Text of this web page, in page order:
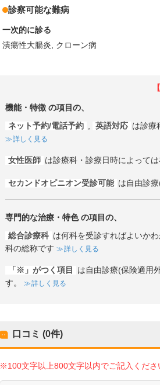
診察可能な難病
一次的に診る
潰瘍性大腸炎
クローン病
機能・特徴 の項目の、
ネット予約/電話予約 , 英語対応 は診療
詳しく見る
女性医師 は診療科・診療日時によって
セカンドオピニオン受診可能 は自由診
専門的な治療・特色の項目の、
総合診療科 は何科を受診すればよいか
科の総称です
詳しく見る
「※」がつく項目
は自由診療(保険適用
す。
詳しく見る
口コミ (0件)
※100文字以上800文字以内でご記入くださ